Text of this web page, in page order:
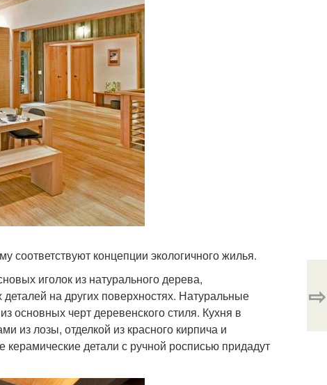
соответствуют концепции экологичного жилья.
иголок из натурального дерева,
на других поверхностях. Натуральные
основных черт деревенского стиля. Кухня в
из лозы, отделкой из красного кирпича и
детали с ручной росписью придадут
⇨